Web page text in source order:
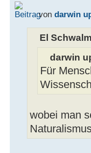
von darwin
El
darwin
Für
wobei man